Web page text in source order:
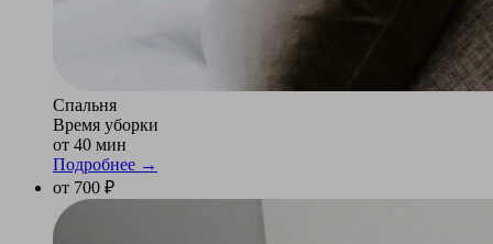
Спальня
Время уборки
от 40 мин
Подробнее →
от 700 ₽